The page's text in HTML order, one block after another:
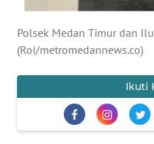
Polsek Medan Timur dan
(Roi/metromedannews.co)
Ikuti
DISCLAIMER
Wahana